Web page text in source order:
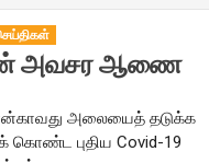
அவசர ஆணை
அலையைத் தடுக்க
கொண்ட புதிய Covid-19